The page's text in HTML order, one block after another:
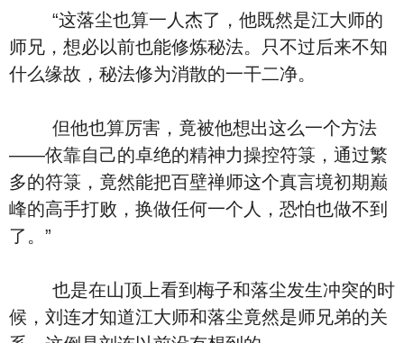
“这落尘也算一人杰了，他既然是江大师的
师兄，想必以前也能修炼秘法。只不过后来不知
什么缘故，秘法修为消散的一干二净。
但他也算厉害，竟被他想出这么一个方法
——依靠自己的卓绝的精神力操控符箓，通过繁
多的符箓，竟然能把百壁禅师这个真言境初期巅
峰的高手打败，换做任何一个人，恐怕也做不到
了。”
也是在山顶上看到梅子和落尘发生冲突的时
候，刘连才知道江大师和落尘竟然是师兄弟的关